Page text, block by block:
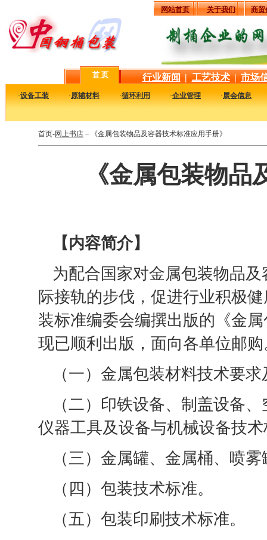
网站首页 关于我们 商贸
首 页 行业新闻 | 工艺技术 | 市场
·设备工装 ·原辅材料 ·循环利用 ·企业管理 ·展会信息
首页-网上书店 －《金属包装物品及容器技术标准应用手册》
《金属包装物
【内容简介】
为配合国家对金属包装物品
际接轨的步伐，促进行业积极
装标准编委会编撰出版的《金
现已顺利出版，面向各单位邮
（一）金属包装材料技术要
（二）印铁设备、制盖设备
仪器工具及设备与机械设备技
（三）金属罐、金属桶、喷
（四）包装技术标准。
（五）包装印刷技术标准。